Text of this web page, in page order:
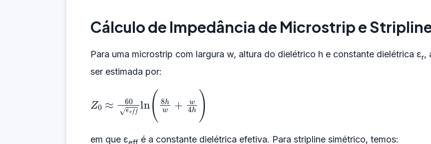
Cálculo de Impedância de Microstrip e
Para uma microstrip com largura w, altura do dielétrico h e constante dielétrica εr,
ser estimada por:
Z0 ϵe fln (8h w4 h
em que ε é a constante dielétrica efetiva. Para stripline simétrico, temos: